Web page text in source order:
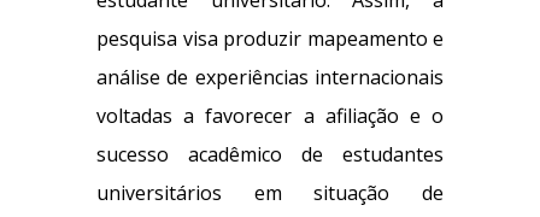
pesquisa visa produzir mapeamento e
análise de experiências internacionais
voltadas a favorecer a afiliação e o
sucesso acadêmico de estudantes
universitários em situação de